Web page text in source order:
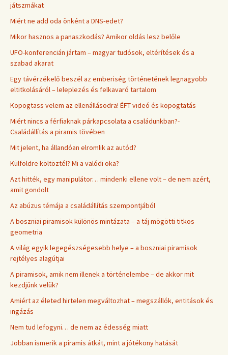
játszmákat
Miért ne add oda önként a DNS-edet?
Mikor hasznos a panaszkodás? Amikor oldás lesz belőle
UFO-konferencián jártam – magyar tudósok, eltérítések és a
szabad akarat
Egy távérzékelő beszél az emberiség történetének legnagyobb
eltitkolásáról – leleplezés és felkavaró tartalom
Kopogtass velem az ellenállásodra! ÉFT videó és kopogtatás
Miért nincs a férfiaknak párkapcsolata a családunkban?-
Családállítás a piramis tövében
Mit jelent, ha állandóan elromlik az autód?
Külföldre költöztél? Mi a valódi oka?
Azt hitték, egy manipulátor… mindenki ellene volt – de nem azért,
amit gondolt
Az abúzus témája a családállítás szempontjából
A boszniai piramisok különös mintázata – a táj mögötti titkos
geometria
A világ egyik legegészségesebb helye – a boszniai piramisok
rejtélyes alagútjai
A piramisok, amik nem illenek a történelembe – de akkor mit
kezdjünk velük?
Amiért az életed hirtelen megváltozhat – megszállók, entitások és
ingázás
Nem tud lefogyni… de nem az édesség miatt
Jobban ismerik a piramis átkát, mint a jótékony hatását